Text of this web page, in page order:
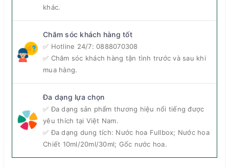
Santal Wood Extrait De Parfum
Thuộc bộ sưu tập cao cấp Golden Secret của
Theodoros Kalotinis,
được mệnh danh là mùi hương gỗ vạn người mê bởi
những nốt hương quyến rũ, lôi cuốn và sang trọng.
Giới tính: Unisex
Độ tuổi khuyên dùng: Trên 20
khác.
Chăm sóc khách hàng tốt
✅ Hotline 24/7: 0888070308
✅ Chăm sóc khách hàng tận tình trước và sau khi
mua hàng.
Đa dạng lựa chọn
✅ Đa dạng sản phẩm thương hiệu nổi tiếng được
yêu thích tại Việt Nam.
✅ Đa dạng dung tích: Nước hoa Fullbox; Nước hoa
Chiết 10ml/20ml/30ml; Gốc nước hoa.